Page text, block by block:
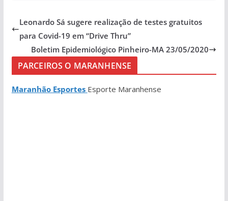
Leonardo Sá sugere realização de testes gratuitos
para Covid-19 em “Drive Thru”
Boletim Epidemiológico Pinheiro-MA 23/05/2020
PARCEIROS O MARANHENSE
Maranhão Esportes Esporte Maranhense